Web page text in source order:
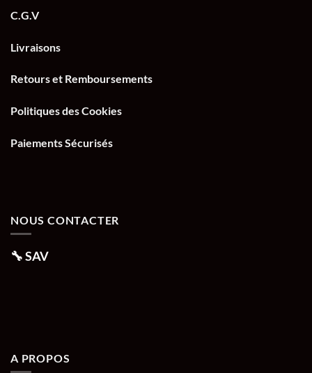
C.G.V
Livraisons
Retours et Remboursements
Politiques des Cookies
Paiements Sécurisés
NOUS CONTACTER
🔧SAV
A PROPOS